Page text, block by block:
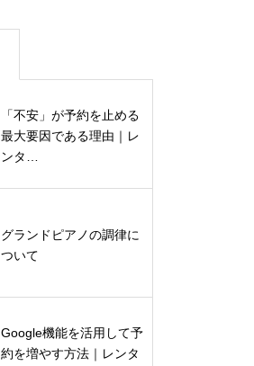
「不安」が予約を止める
最大要因である理由｜レ
ンタ…
グランドピアノの調律に
ついて
Google機能を活用して予
約を増やす方法｜レンタ